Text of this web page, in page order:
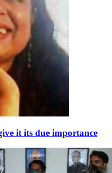
it its due importance